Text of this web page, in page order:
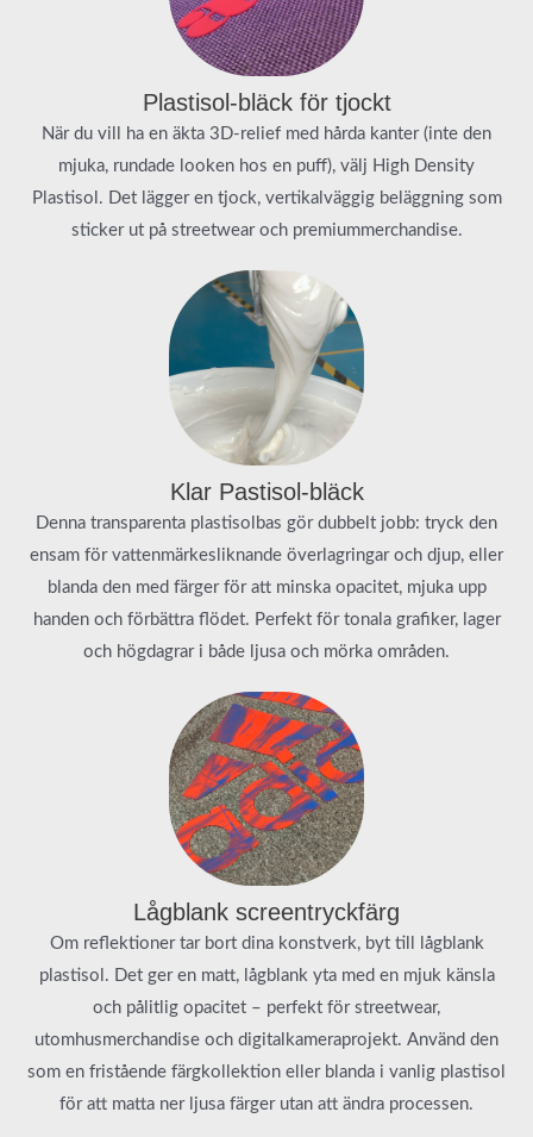
Plastisol-bläck för tjockt
När du vill ha en äkta 3D-relief med hårda kanter (inte den
mjuka, rundade looken hos en puff), välj High Density
Plastisol. Det lägger en tjock, vertikalväggig beläggning som
sticker ut på streetwear och premiummerchandise.
Klar Pastisol-bläck
Denna transparenta plastisolbas gör dubbelt jobb: tryck den
ensam för vattenmärkesliknande överlagringar och djup, eller
blanda den med färger för att minska opacitet, mjuka upp
handen och förbättra flödet. Perfekt för tonala grafiker, lager
och högdagrar i både ljusa och mörka områden.
Lågblank screentryckfärg
Om reflektioner tar bort dina konstverk, byt till lågblank
plastisol. Det ger en matt, lågblank yta med en mjuk känsla
och pålitlig opacitet – perfekt för streetwear,
utomhusmerchandise och digitalkameraprojekt. Använd den
som en fristående färgkollektion eller blanda i vanlig plastisol
för att matta ner ljusa färger utan att ändra processen.